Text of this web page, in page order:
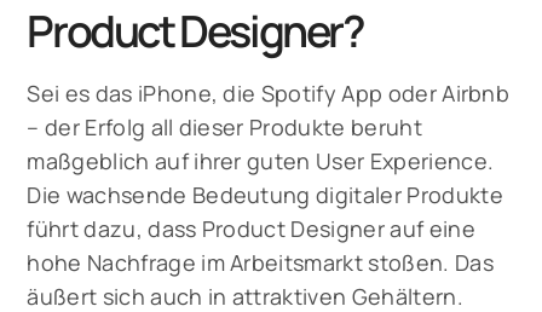
Product Designer?
Sei es das iPhone, die Spotify App oder Airbnb
– der Erfolg all dieser Produkte beruht
maßgeblich auf ihrer guten User Experience.
Die wachsende Bedeutung digitaler Produkte
führt dazu, dass Product Designer auf eine
hohe Nachfrage im Arbeitsmarkt stoßen. Das
äußert sich auch in attraktiven Gehältern.